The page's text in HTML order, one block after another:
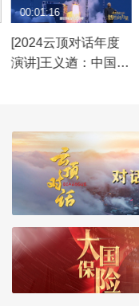
[2024云顶对话年度
演讲]王义遒：中国第
00:01:16